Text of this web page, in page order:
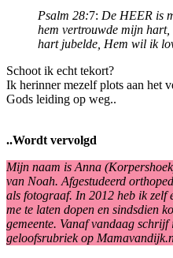
Psalm 28:7: De HEER is
hem vertrouwde mijn
hart jubelde, Hem wil ik
Schoot ik echt tekort?
Ik herinner mezelf plots aan het
Gods leiding op weg..
..Wordt vervolgd
Mijn naam is Anna
van Noah. Afgestudeerd
als fotograaf. In 2012 heb ik zelf
me te laten dopen en sindsdien
gemeente. Vanaf vandaag schrijf
geloofsrubriek op